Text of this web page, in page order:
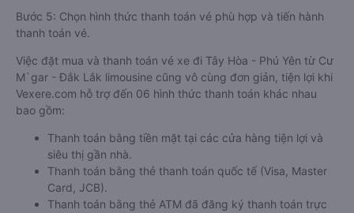
Bước 5: Chọn hình thức thanh toán vé phù hợp và tiến hành
thanh toán vé.
Việc đặt mua và thanh toán vé xe đi Tây Hòa - Phú Yên từ Cư
M`gar - Đắk Lắk limousine cũng vô cùng đơn giản, tiện lợi khi
Vexere.com hỗ trợ đến 06 hình thức thanh toán khác nhau
bao gồm:
Thanh toán bằng tiền mặt tại các cửa hàng tiện lợi và
siêu thị gần nhà.
Thanh toán bằng thẻ thanh toán quốc tế (Visa, Master
Card, JCB).
Thanh toán bằng thẻ ATM đã đăng ký thanh toán trực